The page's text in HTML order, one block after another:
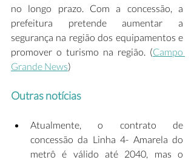
no longo prazo. Com a concessão, a
prefeitura pretende aumentar a
segurança na região dos equipamentos e
promover o turismo na região. (Campo
Grande News)
Outras notícias
Atualmente, o contrato de
concessão da Linha 4- Amarela do
metrô é válido até 2040, mas o